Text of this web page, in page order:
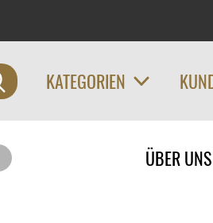
KATEGORIEN
Navigation
überspringen
ÜBER UNS